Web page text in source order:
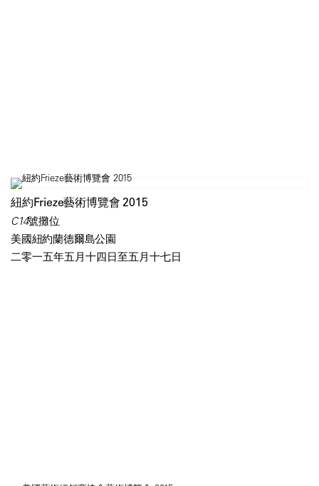
紐約Frieze藝術博覽會 2015
C14號攤位
美國紐約蘭德爾島公園
二零一五年五月十四日至五月十七日